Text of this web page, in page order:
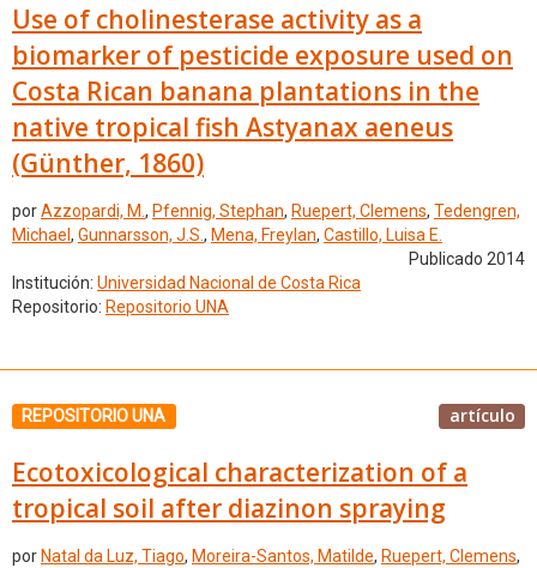
Use of cholinesterase activity as a
biomarker of pesticide exposure used on
Costa Rican banana plantations in the
native tropical fish Astyanax aeneus
(Günther, 1860)
porAzzopardi, M., Pfennig, Stephan, Ruepert, Clemens, Tedengren,
Michael , Gunnarsson, J.S., Mena, Freylan, Castillo, Luisa E.
Publicado 2014
Institución: Universidad Nacional de Costa Rica
Repositorio: Repositorio UNA
REPOSITORIO UNA artículo
Ecotoxicological characterization of a
tropical soil after diazinon spraying
por Natal da Luz, Tiago, Moreira-Santos, Matilde, Ruepert, Clemens,